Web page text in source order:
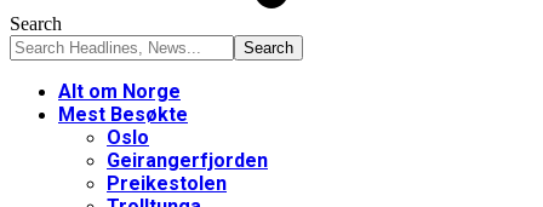
Search
Alt om Norge
Mest Besøkte
Oslo
Geirangerfjorden
Preikestolen